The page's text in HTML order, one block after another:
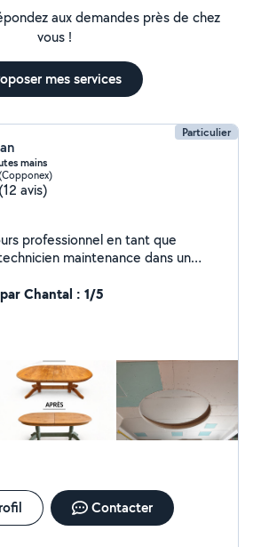
aux demandes près de chez
vous !
mes services
Particulier
mains
(12 avis)
professionnel en tant que
maintenance dans un
quotidien. Le fait d'être bien
pour le travail bien fait me permet
services.
Chantal : 1/5
Contacter